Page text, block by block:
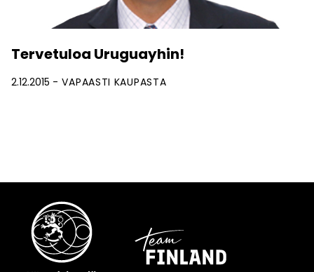
Tervetuloa Uruguayhin!
2.12.2015 VAPAASTI KAUPASTA